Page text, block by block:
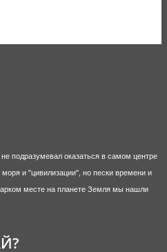
подразумевал оказаться в самом центре
моря и "цивилизации", но пески времени и
месте на планете Земля мы нашли